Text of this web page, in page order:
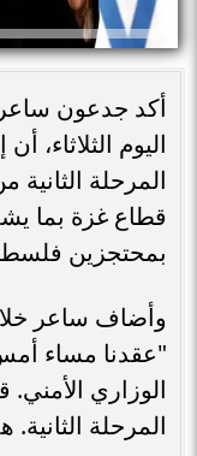
أكد جدعون ساعر
اليوم
المرحلة
قطاع غزة بما
بمحتجزين
وأضاف ساعر
"عقدنا مساء
الوزاري
المرحلة